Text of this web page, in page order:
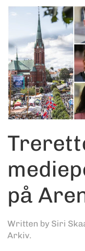
på
Written by Siri
Arkiv.